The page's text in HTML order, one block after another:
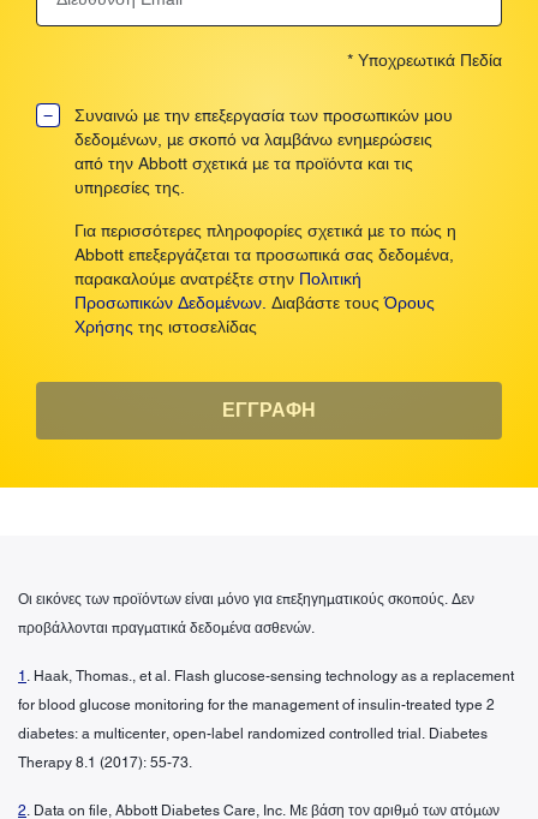
* Υποχρεωτικά Πεδία
Συναινώ με την επεξεργασία των προσωπικών μου
δεδομένων, με σκοπό να λαμβάνω ενημερώσεις
από την Abbott σχετικά με τα προϊόντα και τις
υπηρεσίες της.
Για περισσότερες πληροφορίες σχετικά με το πώς η
Abbott επεξεργάζεται τα προσωπικά σας δεδομένα,
παρακαλούμε ανατρέξτε στην Πολιτική
Προσωπικών Δεδομένων. Διαβάστε τουςΌρους
Χρήσης της ιστοσελίδας
ΕΓΓΡΑΦΗ
Οι εικόνες των προϊόντων είναι μόνο για επεξηγηματικούς σκοπούς. Δεν
προβάλλονται πραγματικά δεδομένα ασθενών.
1 . Haak, Thomas., et al. Flash glucose-sensing technology as a replacement
for blood glucose monitoring for the management of insulin-treated type 2
diabetes: a multicenter, open-label randomized controlled trial. Diabetes
Therapy 8.1 (2017): 55-73.
2. Data on file, Abbott Diabetes Care, Inc. Με βάση τον αριθμό των ατόμων